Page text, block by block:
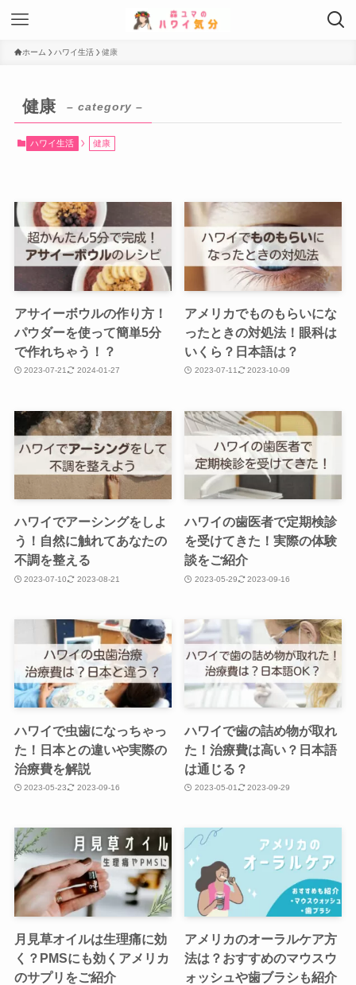
ホーム ハワイ生活 健康
健康 – category –
ハワイ生活 健康
アサイーボウルの作り方！
パウダーを使って簡単5分
で作れちゃう！？
2023-07-21 2024-01-27
アメリカでものもらいにな
ったときの対処法！眼科は
いくら？日本語は？
2023-07-11 2023-10-09
ハワイでアーシングをしよ
う！自然に触れてあなたの
不調を整える
2023-07-10 2023-08-21
ハワイの歯医者で定期検診
を受けてきた！実際の体験
談をご紹介
2023-05-29 2023-09-16
ハワイで虫歯になっちゃっ
た！日本との違いや実際の
治療費を解説
2023-05-23 2023-09-16
ハワイで歯の詰め物が取れ
た！治療費は高い？日本語
は通じる？
2023-05-01 2023-09-29
月見草オイルは生理痛に効
く？PMSにも効くアメリカ
のサプリをご紹介
アメリカのオーラルケア方
法は？おすすめのマウスウ
ォッシュや歯ブラシも紹介